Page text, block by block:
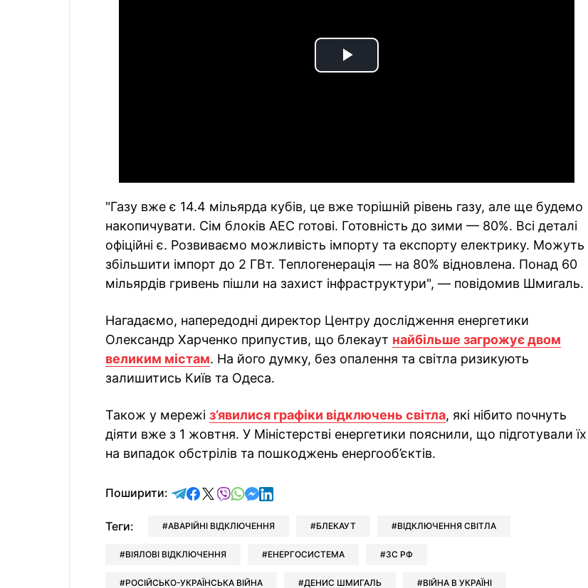
Play
"Газу вже є 14.4 мільярда кубів, це вже торішній рівень газу, але ще будемо
накопичувати. Сім блоків АЕС готові. Готовність до зими — 80%. Всі деталі
офіційні є. Розвиваємо можливість імпорту та експорту електрику. Можуть
збільшити імпорт до 2 ГВт. Теплогенерація — на 80% відновлена. Понад 60
мільярдів гривень пішли на захист інфраструктури", — повідомив Шмигаль.
Нагадаємо, напередодні директор Центру дослідження енергетики
Олександр Харченко припустив, що блекаут найбільше загрожує двом
великим містам. На його думку, без опалення та світла ризикують
залишитись Київ та Одеса.
Також у мережі з’явилися графіки відключень світла, які нібито почнуть
діяти вже з 1 жовтня. У Міністерстві енергетики пояснили, що підготували їх
на випадок обстрілів та пошкоджень енергооб’єктів.
Поширити: відправити у Telegram
поділитись у Facebook
поділитись у X
відправити у Viber
відправити у Whatsapp
відправити у Messenger
відправити у LinkedIn
Теги: АВАРІЙНІ ВІДКЛЮЧЕННЯ БЛЕКАУТ ВІДКЛЮЧЕННЯ СВІТЛА
ВІЯЛОВІ ВІДКЛЮЧЕННЯ ЕНЕРГОСИСТЕМА ЗС РФ
РОСІЙСЬКО-УКРАЇНСЬКА ВІЙНА ДЕНИС ШМИГАЛЬ ВІЙНА В УКРАЇНІ